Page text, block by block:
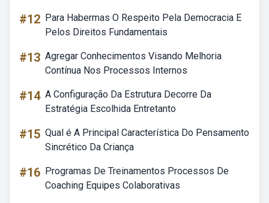
#12 Para Habermas O Respeito Pela Democracia E
Pelos Direitos Fundamentais
#13 Agregar Conhecimentos Visando Melhoria
Contínua Nos Processos Internos
#14 A Configuração Da Estrutura Decorre Da
Estratégia Escolhida Entretanto
#15 Qual é A Principal Característica Do Pensamento
Sincrético Da Criança
#16 Programas De Treinamentos Processos De
Coaching Equipes Colaborativas